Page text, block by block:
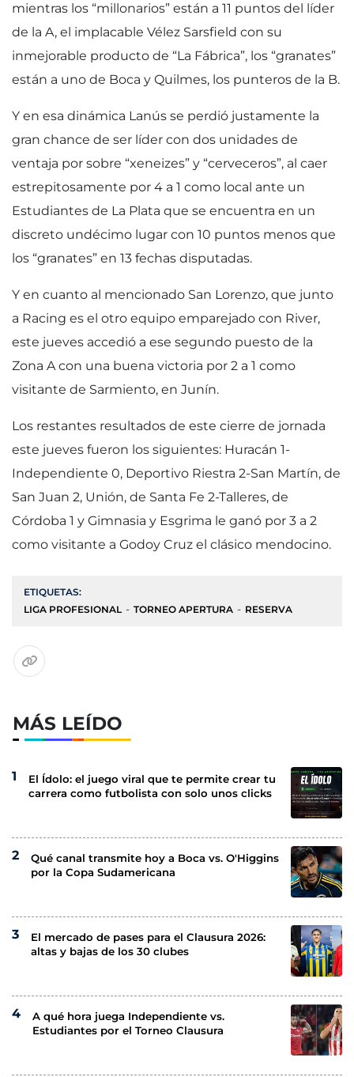
mientras los “millonarios” están a 11 puntos del líder
de la A, el implacable Vélez Sarsfield con su
inmejorable producto de “La Fábrica”, los “granates”
están a uno de Boca y Quilmes, los punteros de la B.
Y en esa dinámica Lanús se perdió justamente la
gran chance de ser líder con dos unidades de
ventaja por sobre “xeneizes” y “cerveceros”, al caer
estrepitosamente por 4 a 1 como local ante un
Estudiantes de La Plata que se encuentra en un
discreto undécimo lugar con 10 puntos menos que
los “granates” en 13 fechas disputadas.
Y en cuanto al mencionado San Lorenzo, que junto
a Racing es el otro equipo emparejado con River,
este jueves accedió a ese segundo puesto de la
Zona A con una buena victoria por 2 a 1 como
visitante de Sarmiento, en Junín.
Los restantes resultados de este cierre de jornada
este jueves fueron los siguientes: Huracán 1-
Independiente 0, Deportivo Riestra 2-San Martín, de
San Juan 2, Unión, de Santa Fe 2-Talleres, de
Córdoba 1 y Gimnasia y Esgrima le ganó por 3 a 2
como visitante a Godoy Cruz el clásico mendocino.
ETIQUETAS:
LIGA PROFESIONAL
TORNEO APERTURA RESERVA
MÁS LEÍDO
El Ídolo: el juego viral que te permite crear tu
carrera como futbolista con solo unos clicks
Qué canal transmite hoy a Boca vs. O'Higgins
por la Copa Sudamericana
El mercado de pases para el Clausura 2026:
altas y bajas de los 30 clubes
A qué hora juega Independiente vs.
Estudiantes por el Torneo Clausura